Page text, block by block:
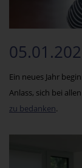
Ein neues Jahr
Anlass, sich bei
zu bedanken.